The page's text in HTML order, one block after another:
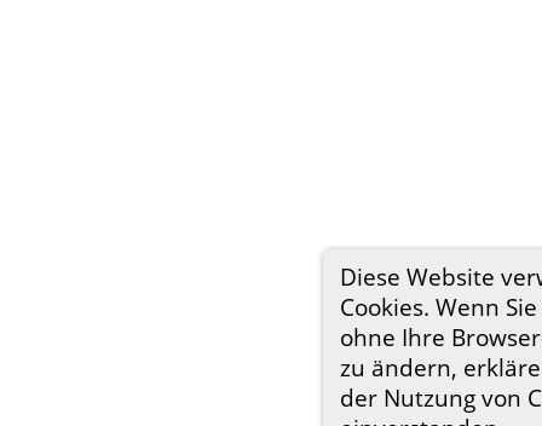
Diese Website
Cookies. Wenn
ohne Ihre
zu ändern,
der Nutzung von